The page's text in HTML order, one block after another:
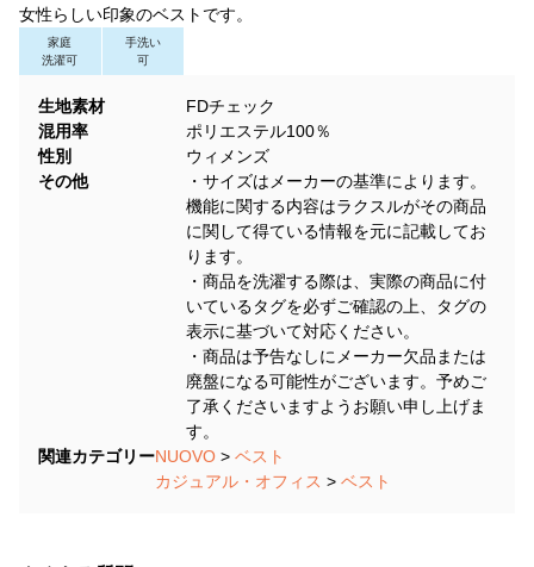
女性らしい印象のベストです。
家庭
洗濯可
手洗い
可
生地素材
FDチェック
混用率
ポリエステル100％
性別
ウィメンズ
その他
・サイズはメーカーの基準によります。
機能に関する内容はラクスルがその商品
に関して得ている情報を元に記載してお
ります。
・商品を洗濯する際は、実際の商品に付
いているタグを必ずご確認の上、タグの
表示に基づいて対応ください。
・商品は予告なしにメーカー欠品または
廃盤になる可能性がございます。予めご
了承くださいますようお願い申し上げま
す。
関連カテゴリーNUOVO > ベスト
カジュアル・オフィス > ベスト